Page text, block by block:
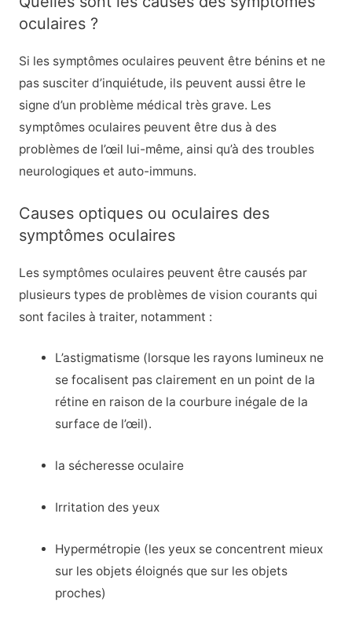
oculaires ?
Si les symptômes oculaires peuvent être bénins et ne
pas susciter d’inquiétude, ils peuvent aussi être le
signe d’un problème médical très grave. Les
symptômes oculaires peuvent être dus à des
problèmes de l’œil lui-même, ainsi qu’à des troubles
neurologiques et auto-immuns.
Causes optiques ou oculaires des
symptômes oculaires
Les symptômes oculaires peuvent être causés par
plusieurs types de problèmes de vision courants qui
sont faciles à traiter, notamment :
L’astigmatisme (lorsque les rayons lumineux ne
se focalisent pas clairement en un point de la
rétine en raison de la courbure inégale de la
surface de l’œil).
la sécheresse oculaire
Irritation des yeux
Hypermétropie (les yeux se concentrent mieux
sur les objets éloignés que sur les objets
proches)